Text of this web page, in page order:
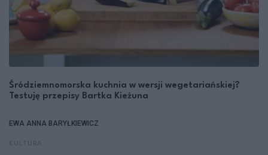
Śródziemnomorska kuchnia w wersji wegetariańskiej?
Testuję przepisy Bartka Kieżuna
EWA ANNA BARYŁKIEWICZ